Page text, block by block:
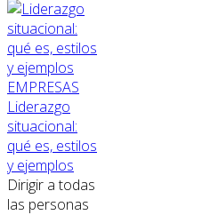
EMPRESAS
Liderazgo
situacional:
qué es, estilos
y ejemplos
Dirigir a todas
las personas